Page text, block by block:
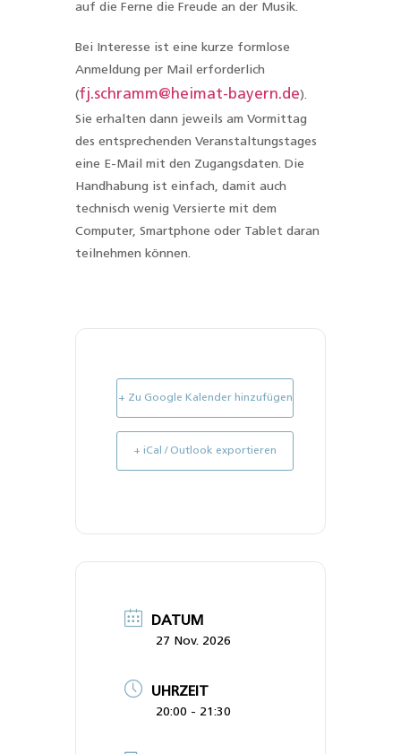
auf die Ferne die Freude an der Musik.
Bei Interesse ist eine kurze formlose
Anmeldung per Mail erforderlich
(fj.schramm@heimat-bayern.de).
Sie erhalten dann jeweils am Vormittag
des entsprechenden Veranstaltungstages
eine E-Mail mit den Zugangsdaten. Die
Handhabung ist einfach, damit auch
technisch wenig Versierte mit dem
Computer, Smartphone oder Tablet daran
teilnehmen können.
+ Zu Google Kalender hinzufügen
+ iCal / Outlook exportieren
DATUM
27 Nov. 2026
UHRZEIT
20:00 - 21:30